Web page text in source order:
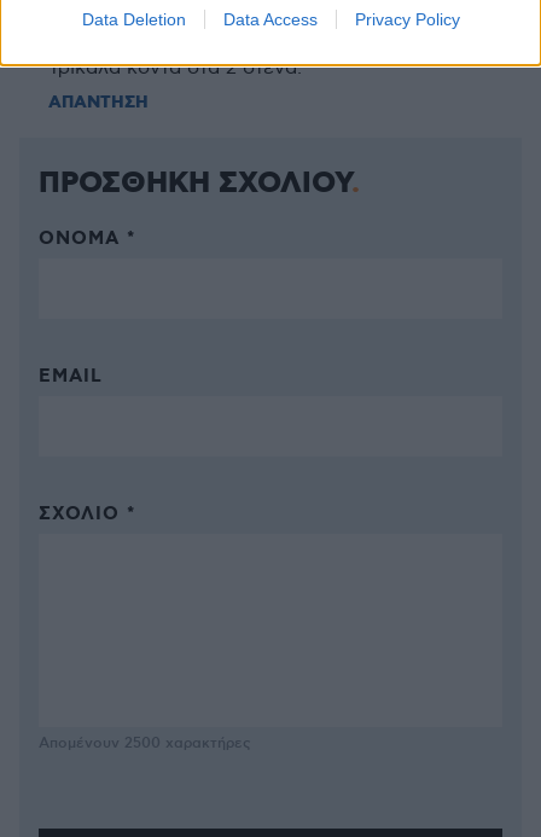
Data Deletion Data Access Privacy Policy
09.05.2026, 19:45
Τρίκαλα κοντά στα 2 στενά.
ΑΠΑΝΤΗΣΗ
ΠΡΟΣΘΗΚΗ ΣΧΟΛΙΟΥ
ΌΝΟΜΑ *
EMAIL
ΣΧΌΛΙΟ *
Απομένουν 2500 χαρακτήρες